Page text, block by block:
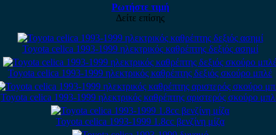
Ρωτήστε τιμή
Δείτε επίσης
Toyota celica 1993-1999 ηλεκτρικός καθρέπτης δεξιός ασημί
Toyota celica 1993-1999 ηλεκτρικός καθρέπτης δεξιός σκούρο μπλέ
Toyota celica 1993-1999 ηλεκτρικός καθρέπτης αριστερός σκούρο
Toyota celica 1993-1999 1.8cc βενζίνη μίζα